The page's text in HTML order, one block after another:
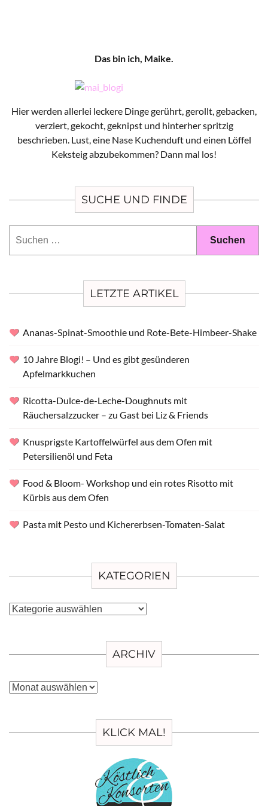
Das bin ich, Maike.
Hier werden allerlei leckere Dinge gerührt, gerollt, gebacken,
verziert, gekocht, geknipst und hinterher spritzig
beschrieben. Lust, eine Nase Kuchenduft und einen Löffel
Keksteig abzubekommen? Dann mal los!
SUCHE UND FINDE
LETZTE ARTIKEL
Ananas-Spinat-Smoothie und Rote-Bete-Himbeer-Shake
10 Jahre Blogi! – Und es gibt gesünderen
Apfelmarkkuchen
Ricotta-Dulce-de-Leche-Doughnuts mit
Räuchersalzzucker – zu Gast bei Liz & Friends
Knusprigste Kartoffelwürfel aus dem Ofen mit
Petersilienöl und Feta
Food & Bloom- Workshop und ein rotes Risotto mit
Kürbis aus dem Ofen
Pasta mit Pesto und Kichererbsen-Tomaten-Salat
KATEGORIEN
Kategorien
ARCHIV
Archiv
KLICK MAL!